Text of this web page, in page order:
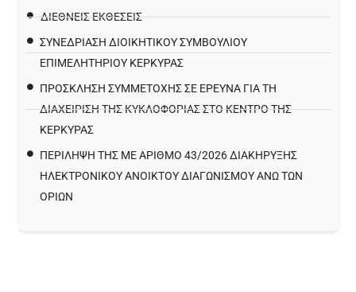
ΔΙΕΘΝΕΙΣ ΕΚΘΕΣΕΙΣ
ΣΥΝΕΔΡΙΑΣΗ ΔΙΟΙΚΗΤΙΚΟΥ ΣΥΜΒΟΥΛΙΟΥ
ΕΠΙΜΕΛΗΤΗΡΙΟΥ ΚΕΡΚΥΡΑΣ
ΠΡΌΣΚΛΗΣΗ ΣΥΜΜΕΤΟΧΉΣ ΣΕ ΈΡΕΥΝΑ ΓΙΑ ΤΗ
ΔΙΑΧΕΊΡΙΣΗ ΤΗΣ ΚΥΚΛΟΦΟΡΊΑΣ ΣΤΟ ΚΈΝΤΡΟ ΤΗΣ
ΚΈΡΚΥΡΑΣ
ΠΕΡΙΛΗΨΗ ΤΗΣ ΜΕ ΑΡΙΘΜΟ 43/2026 ΔΙΑΚΗΡΥΞΗΣ
ΗΛΕΚΤΡΟΝΙΚΟΥ ΑΝΟΙΚΤΟΥ ΔΙΑΓΩΝΙΣΜΟΥ ΑΝΩ ΤΩΝ
ΟΡΙΩΝ